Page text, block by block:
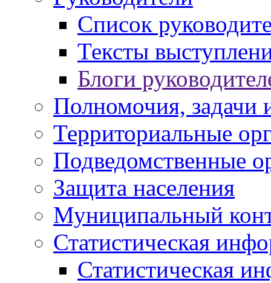
Список
Тексты
Блоги
Полномочия, задачи
Территориальные
Подведомственные
Защита населения
Муниципальный
Статистическая
Статистическая